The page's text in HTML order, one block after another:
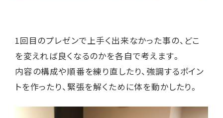
1回目のプレゼンで上手く出来なかった事の、どこ
を変えれば良くなるのかを各自で考えます。
内容の構成や順番を練り直したり、強調するポイン
トを作ったり、緊張を解くために体を動かしたり。